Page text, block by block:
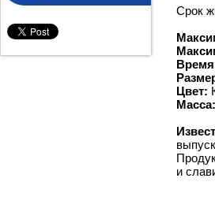
Срок
Время
Цвет:
Масса:
и